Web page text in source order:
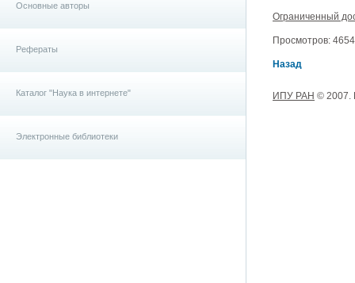
Основные авторы
Рефераты
Каталог "Наука в интернете"
Электронные библиотеки
Ограниченный
Просмотров:
Назад
ИПУ РАН © 2007.